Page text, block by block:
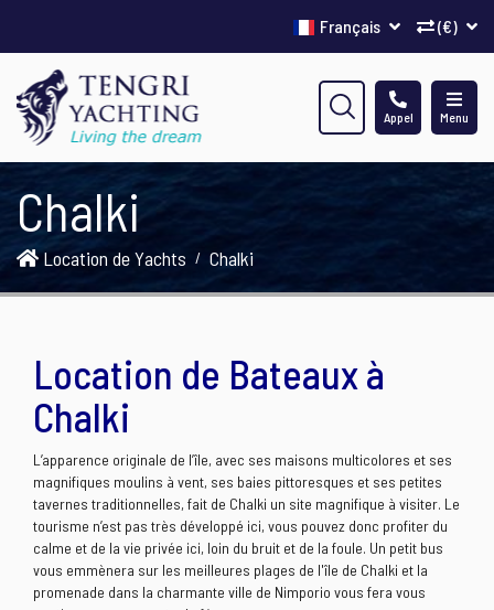
(€)
Français
Menu
Appel
Chalki
Location de Yachts Chalki
Location de Bateaux à
Chalki
L’apparence originale de l’île, avec ses maisons multicolores et ses
magnifiques moulins à vent, ses baies pittoresques et ses petites
tavernes traditionnelles, fait de Chalki un site magnifique à visiter. Le
tourisme n’est pas très développé ici, vous pouvez donc profiter du
calme et de la vie privée ici, loin du bruit et de la foule. Un petit bus
vous emmènera sur les meilleures plages de l'île de Chalki et la
promenade dans la charmante ville de Nimporio vous fera vous